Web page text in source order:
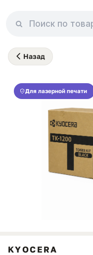
Назад
Для лазерной печати
KYOCERA